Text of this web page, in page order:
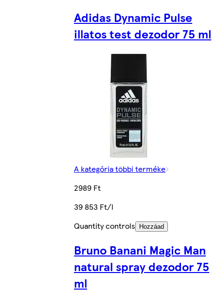
Adidas Dynamic Pulse
illatos test dezodor 75 ml
A kategória többi terméke
2989 Ft
39 853 Ft/l
Quantity controls
Hozzáad
Bruno Banani Magic Man
natural spray dezodor 75
ml